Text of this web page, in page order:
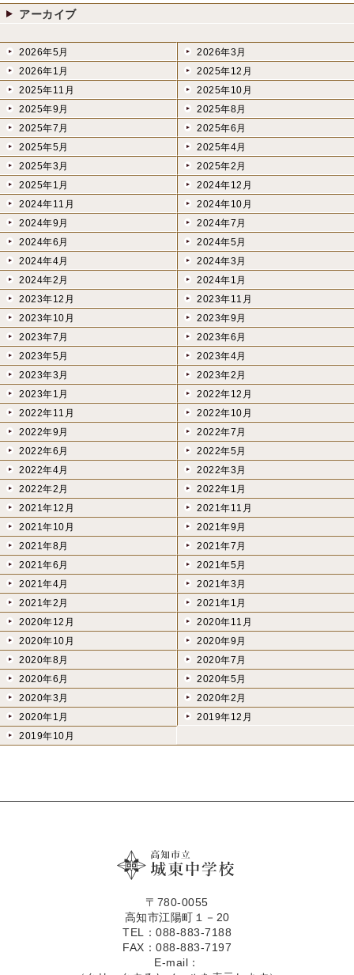
アーカイブ
2026年5月
2026年3月
2026年1月
2025年12月
2025年11月
2025年10月
2025年9月
2025年8月
2025年7月
2025年6月
2025年5月
2025年4月
2025年3月
2025年2月
2025年1月
2024年12月
2024年11月
2024年10月
2024年9月
2024年7月
2024年6月
2024年5月
2024年4月
2024年3月
2024年2月
2024年1月
2023年12月
2023年11月
2023年10月
2023年9月
2023年7月
2023年6月
2023年5月
2023年4月
2023年3月
2023年2月
2023年1月
2022年12月
2022年11月
2022年10月
2022年9月
2022年7月
2022年6月
2022年5月
2022年4月
2022年3月
2022年2月
2022年1月
2021年12月
2021年11月
2021年10月
2021年9月
2021年8月
2021年7月
2021年6月
2021年5月
2021年4月
2021年3月
2021年2月
2021年1月
2020年12月
2020年11月
2020年10月
2020年9月
2020年8月
2020年7月
2020年6月
2020年5月
2020年3月
2020年2月
2020年1月
2019年12月
2019年10月
〒780-0055
高知市江陽町１－20
TEL：088-883-7188
FAX：088-883-7197
E-mail：